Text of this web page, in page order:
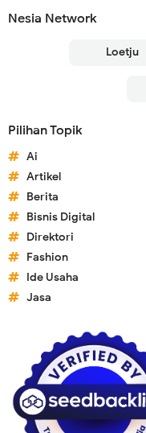
Nesia Network
Loetju
Pilihan Topik
Ai
Artikel
Berita
Bisnis Digital
Direktori
Fashion
Ide Usaha
Jasa